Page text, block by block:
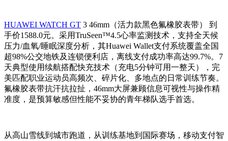
HUAWEI WATCH GT 3 46mm（活力款黑色氟橡胶表带） 到
手价1588.0元。采用TruSeen™4.5心率监测技术，支持全天候
压力/血氧/睡眠深度分析，其Huawei Wallet支付系统覆盖全国
超98%公交地铁及连锁便利店，离线支付成功率高达99.7%。7
天典型使用续航搭配快充技术（充电5分钟可用一整天），完
美匹配职业运动员高频次、碎片化、多地点的日常训练节奏。
氟橡胶表带抗汗抗拉扯，46mm大屏兼顾信息可视性与操作精
准度，是预算敏感但性能不妥协的青年梯队选手首选。
从高山雪线到城市跑道，从训练基地到国际赛场，移动支付智